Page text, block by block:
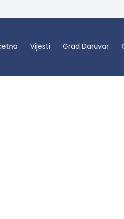
Vijesti Grad Daruvar